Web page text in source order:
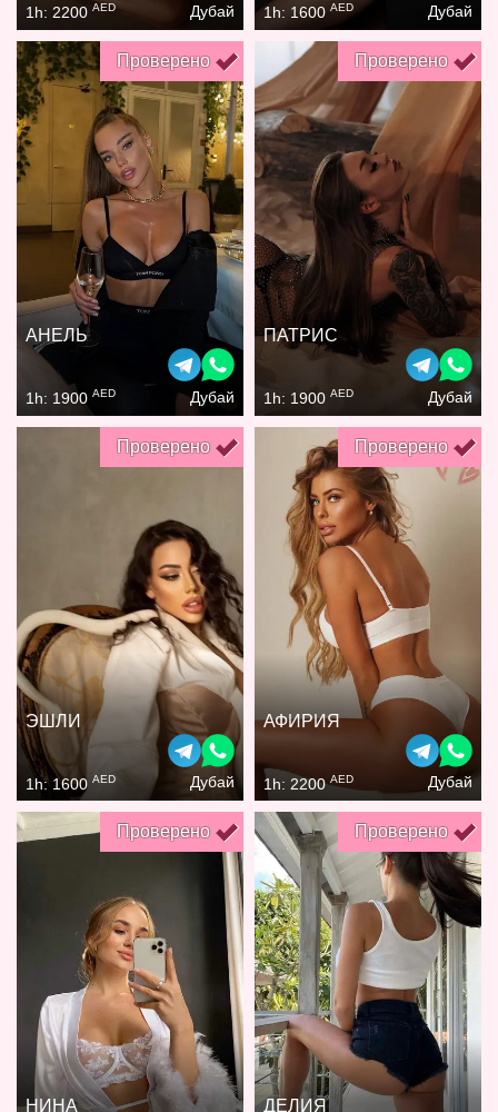
1h: 2200 AED Дубай 1h: 1600 AED Дубай
Проверено
АНЕЛЬ
1h: 1900 AED Дубай
Проверено
ПАТРИС
1h: 1900 AED Дубай
Проверено
ЭШЛИ
1h: 1600 AED Дубай
Проверено
АФИРИЯ
1h: 2200AED Дубай
Проверено
НИНА
Проверено
ДЕЛИЯ